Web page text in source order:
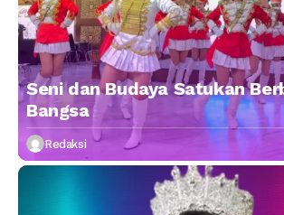
Seni dan Budaya Satukan
Bangsa
Redaksi